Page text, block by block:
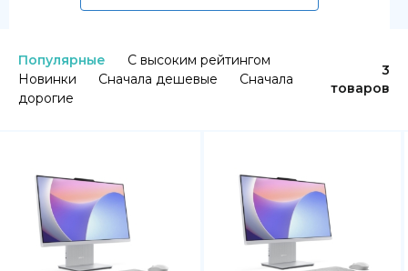
3
товаров
Популярные
С высоким рейтингом
Новинки
Сначала дешевые
Сначала
дорогие